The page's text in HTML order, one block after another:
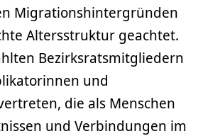
Migrationshintergründen
Altersstruktur geachtet.
Bezirksratsmitgliedern
und
die als Menschen
und Verbindungen im